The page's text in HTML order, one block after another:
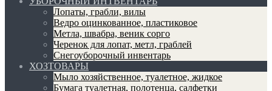
Лопаты, грабли, вилы
Ведро оцинкованное, пластиковое
Метла, швабра, веник сорго
Черенок для лопат, метл, граблей
Снегоуборочный инвентарь
ХОЗТОВАРЫ
Мыло хозяйственное, туалетное, жидкое
Бумага туалетная, полотенца, салфетки